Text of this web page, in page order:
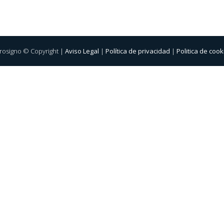
© Copyright | Aviso Legal | Política de privacidad | Politica de